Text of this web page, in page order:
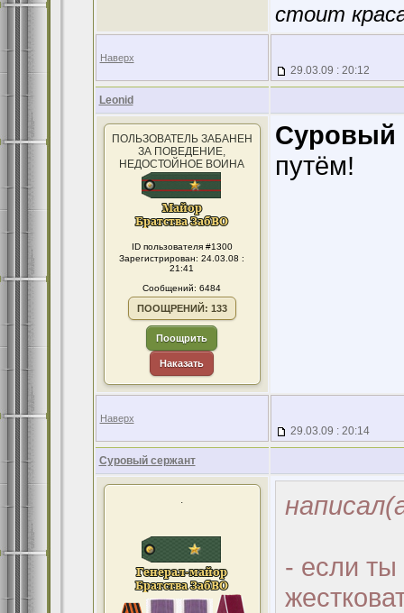
стоит
Наверх
29.03.09 : 20:12
Leonid
ПОЛЬЗОВАТЕЛЬ ЗАБАНЕН
ЗА ПОВЕДЕНИЕ,
НЕДОСТОЙНОЕ ВОИНА
ID пользователя #1300
Зарегистрирован: 24.03.08 :
21:41
Сообщений: 6484
ПООЩРЕНИЙ: 133
Поощрить
Наказать
Суровый
путём!
Наверх
29.03.09 : 20:14
Суровый сержант
.
- если ты